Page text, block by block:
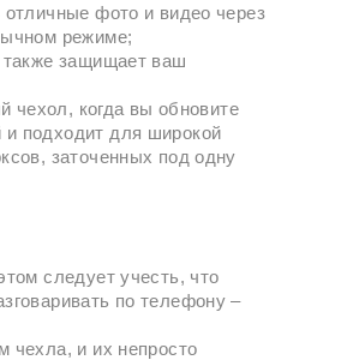
отличные фото и видео через
режиме;
также защищает ваш
чехол, когда вы обновите
подходит для широкой
заточенных под одну
следует учесть, что
по телефону –
чехла, и их непросто